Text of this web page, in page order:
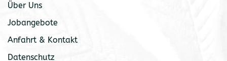
Über Uns
Jobangebote
Anfahrt & Kontakt
Datenschutz